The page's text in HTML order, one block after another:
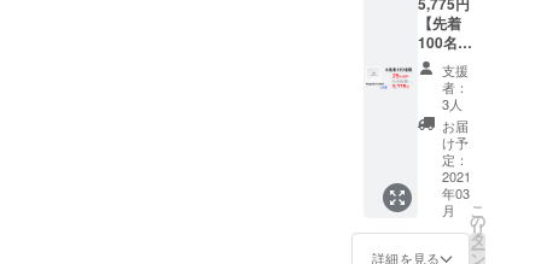
となり
ます。
【先着
100名様
限定】
MagicS
witchB
ot 2点の
お届け
です。
※お届け
予定
は、生
産、配
送状況
支援
者：
3人
お届
け予
定：
2021
年03
月
詳細を見る
こ
の
リ
タ
ー
ン